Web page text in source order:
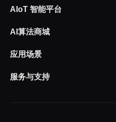
AIoT 智能平台
AI算法商城
应用场景
服务与支持